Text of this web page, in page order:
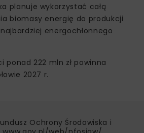
planuje wykorzystać całą
biomasy energię do produkcji
energochłonnego
ponad 222 mln zł powinna
2027 r.
Ochrony Środowiska i